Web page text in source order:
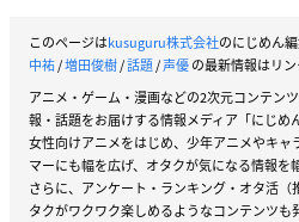
このページはkusuguru株式会社のにじめん
中祐/増田俊樹/話題/声優の最新情報はリン
アニメ・ゲーム・漫画などの2次元コンテン
報・話題をお届けする情報メディア「にじめ
女性向けアニメをはじめ、少年アニメやキ
マーにも幅を広げ、オタクが気になる情報を
さらに、アンケート・ランキング・オタ活
タクがワクワク楽しめるようなコンテンツも